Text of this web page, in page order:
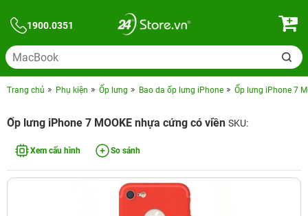
1900.0351
Trang chủ Phụ kiện Ốp lưng Bao da ốp lưng iPhone Ốp lưng iPhone 7
Ốp lưng iPhone 7 MOOKE nhựa cứng có viền SKU:
Xem cấu hình So sánh